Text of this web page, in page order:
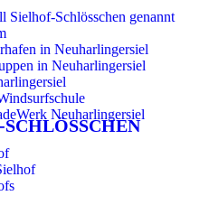
Sielhof-Schlösschen genannt
in Neuharlingersiel
in Neuharlingersiel
Neuharlingersiel